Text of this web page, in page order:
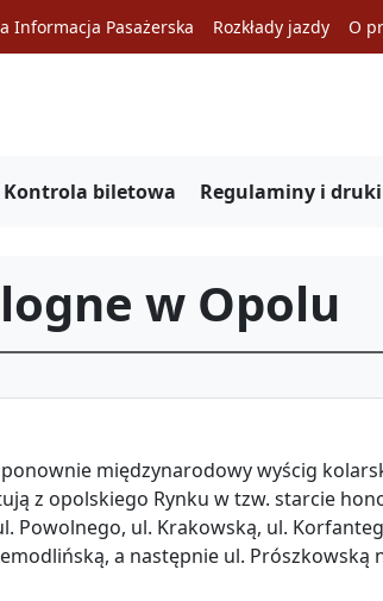
Informacja Pasażerska Rozkłady jazdy O
Kontrola biletowa Regulaminy i druki
w Opolu
międzynarodowy wyścig
z opolskiego Rynku w tzw. starcie
Powolnego, ul. Krakowską, ul.
a następnie ul. Prószkowską